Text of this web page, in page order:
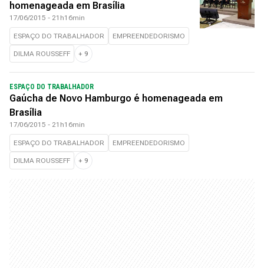
homenageada em Brasília
17/06/2015 - 21h16min
ESPAÇO DO TRABALHADOR EMPREENDEDORISMO
DILMA ROUSSEFF + 9
ESPAÇO DO TRABALHADOR
Gaúcha de Novo Hamburgo é homenageada em
Brasília
17/06/2015 - 21h16min
ESPAÇO DO TRABALHADOR EMPREENDEDORISMO
DILMA ROUSSEFF + 9